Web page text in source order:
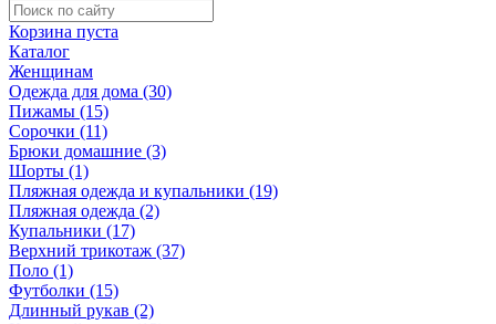
Корзина пуста
Каталог
Женщинам
Одежда для дома (30)
Пижамы (15)
Сорочки (11)
Брюки домашние (3)
Шорты (1)
Пляжная одежда и купальники (19)
Пляжная одежда (2)
Купальники (17)
Верхний трикотаж (37)
Поло (1)
Футболки (15)
Длинный рукав (2)